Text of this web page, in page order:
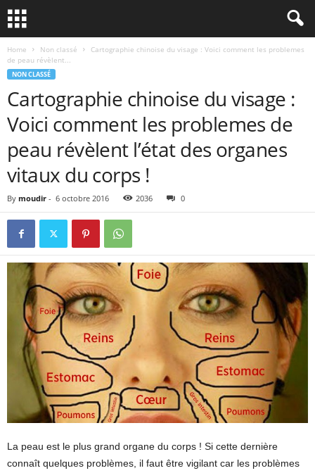
Home Non classé
Cartographie chinoise du visage : Voici comment les problemes
de peau révèlent...
NON CLASSÉ
Cartographie chinoise du visage :
Voici comment les problemes de
peau révèlent l’état des organes
vitaux du corps !
By moudir - 6 octobre 2016 2036 0
La peau est le plus grand organe du corps ! Si cette dernière
connaît quelques problèmes, il faut être vigilant car les problèmes